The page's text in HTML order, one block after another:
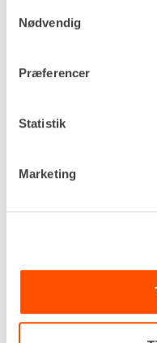
Nødvendig
Præferencer
Statistik
Marketing